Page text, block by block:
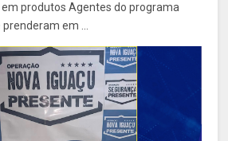
em produtos Agentes do programa
em ...